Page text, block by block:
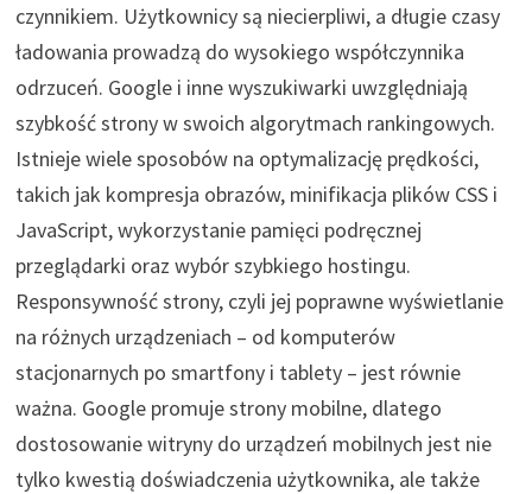
czynnikiem. Użytkownicy są niecierpliwi, a długie czasy
ładowania prowadzą do wysokiego współczynnika
odrzuceń. Google i inne wyszukiwarki uwzględniają
szybkość strony w swoich algorytmach rankingowych.
Istnieje wiele sposobów na optymalizację prędkości,
takich jak kompresja obrazów, minifikacja plików CSS i
JavaScript, wykorzystanie pamięci podręcznej
przeglądarki oraz wybór szybkiego hostingu.
Responsywność strony, czyli jej poprawne wyświetlanie
na różnych urządzeniach – od komputerów
stacjonarnych po smartfony i tablety – jest równie
ważna. Google promuje strony mobilne, dlatego
dostosowanie witryny do urządzeń mobilnych jest nie
tylko kwestią doświadczenia użytkownika, ale także